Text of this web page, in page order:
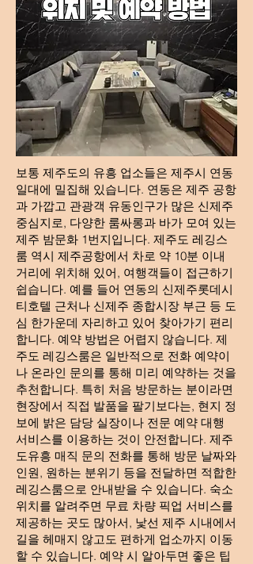
보통 제주도의 유흥 업소들은 제주시 연동
일대에 밀집해 있습니다. 연동은 제주 공항
과 가깝고 관광객 유동인구가 많은 신제주
중심지로, 다양한 룸싸롱과 바가 모여 있는
제주 밤문화 1번지입니다. 제주도 레깅스
룸 역시 제주공항에서 차로 약 10분 이내
거리에 위치해 있어, 여행객들이 접근하기
쉽습니다. 예를 들어 연동의 신제주롯데시
티호텔 근처나 신제주 종합시장 부근 등 도
심 한가운데 자리하고 있어 찾아가기 편리
합니다. 예약 방법은 어렵지 않습니다. 제
주도 레깅스룸은 일반적으로 전화 예약이
나 온라인 문의를 통해 미리 예약하는 것을
추천합니다. 특히 처음 방문하는 분이라면
현장에서 직접 발품을 팔기보다는, 현지 정
보에 밝은 담당 실장이나 전문 예약 대행
서비스를 이용하는 것이 안전합니다. 제주
도유흥 매직 문의 전화를 통해 방문 날짜와
인원, 원하는 분위기 등을 전달하면 적합한
레깅스룸으로 안내받을 수 있습니다. 숙소
위치를 알려주면 무료 차량 픽업 서비스를
제공하는 곳도 많아서, 낯선 제주 시내에서
길을 헤매지 않고도 편하게 업소까지 이동
할 수 있습니다. 예약 시 알아두면 좋은 팁